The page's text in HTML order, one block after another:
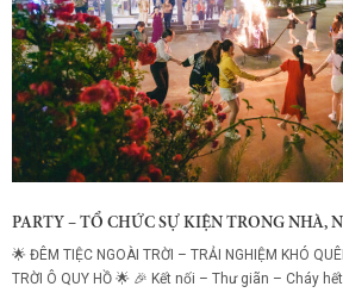
PARTY – TỔ CHỨC SỰ KIỆN TRONG NHÀ,
🌟 ĐÊM TIỆC NGOÀI TRỜI – TRẢI NGHIỆM KHÓ
TRỜI Ô QUY HỒ 🌟 🎉 Kết nối – Thư giãn – Cháy